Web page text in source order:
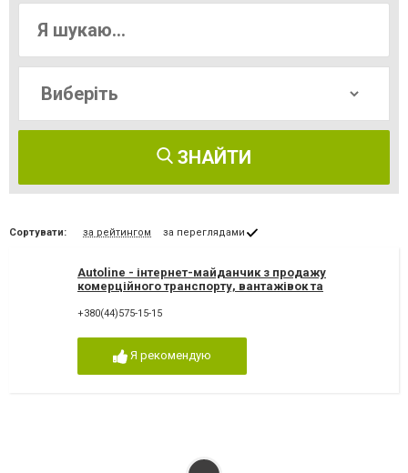
ЗНАЙТИ
Сортувати: за рейтингом за переглядами
Autoline - інтернет-майданчик з продажу
комерційного транспорту, вантажівок та
+380(44)575-15-15
Я рекомендую